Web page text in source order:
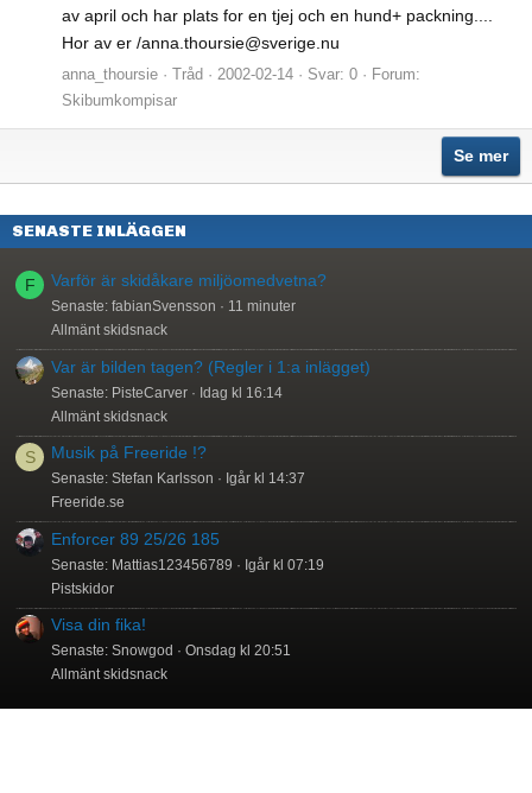
av april och har plats for en tjej och en hund+ packning....
Hor av er /anna.thoursie@sverige.nu
anna_thoursie Tråd 2002-02-14 Svar: 0
Forum:
Skibumkompisar
Se mer
SENASTE INLÄGGEN
F Varför är skidåkare miljöomedvetna?
Senaste: fabianSvensson
11 minuter
Allmänt skidsnack
Var är bilden tagen? (Regler i 1:a inlägget)
Senaste: PisteCarver
Idag kl 16:14
Allmänt skidsnack
S Musik på Freeride !?
Senaste: Stefan Karlsson
Igår kl 14:37
Freeride.se
Enforcer 89 25/26 185
Senaste: Mattias123456789
Igår kl 07:19
Pistskidor
Visa din fika!
Senaste: Snowgod
Onsdag kl 20:51
Allmänt skidsnack